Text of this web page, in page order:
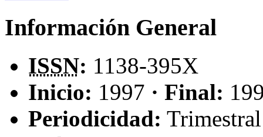
Información General
ISSN: 1138-395X
Inicio: 1997 · Final:
Periodicidad: Trimestral